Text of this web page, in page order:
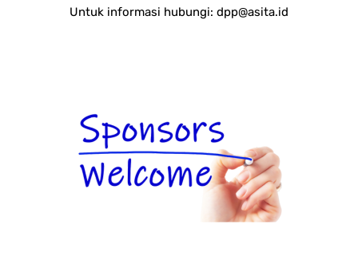
Untuk informasi hubungi: dpp@asita.id